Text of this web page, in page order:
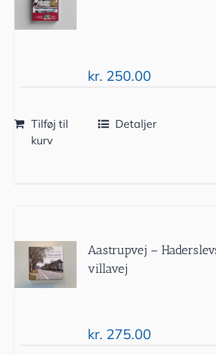
kr. 250.00
Tilføj til
kurv
Detaljer
Aastrupvej –
villavej
kr. 275.00